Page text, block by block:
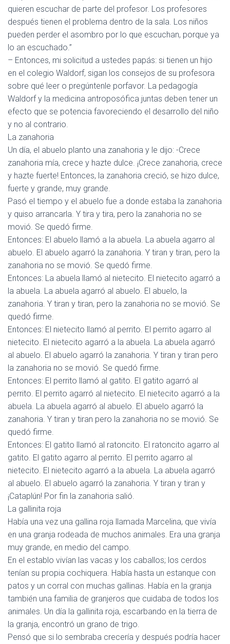
quieren escuchar de parte del profesor. Los profesores
después tienen el problema dentro de la sala. Los niños
pueden perder el asombro por lo que escuchan, porque ya
lo an escuchado.”
– Entonces, mi solicitud a ustedes papás: si tienen un hijo
en el colegio Waldorf, sigan los consejos de su profesora
sobre qué leer o pregúntenle porfavor. La pedagogía
Waldorf y la medicina antroposófica juntas deben tener un
efecto que se potencia favoreciendo el desarrollo del niño
y no al contrario.
La zanahoria
Un día, el abuelo planto una zanahoria y le dijo: -Crece
zanahoria mía, crece y hazte dulce. ¡Crece zanahoria, crece
y hazte fuerte! Entonces, la zanahoria creció, se hizo dulce,
fuerte y grande, muy grande.
Pasó el tiempo y el abuelo fue a donde estaba la zanahoria
y quiso arrancarla. Y tira y tira, pero la zanahoria no se
movió. Se quedó firme.
Entonces: El abuelo llamó a la abuela. La abuela agarro al
abuelo. El abuelo agarró la zanahoria. Y tiran y tiran, pero la
zanahoria no se movió. Se quedó firme.
Entonces: La abuela llamó al nietecito. El nietecito agarró a
la abuela. La abuela agarró al abuelo. El abuelo, la
zanahoria. Y tiran y tiran, pero la zanahoria no se movió. Se
quedó firme.
Entonces: El nietecito llamó al perrito. El perrito agarro al
nietecito. El nietecito agarró a la abuela. La abuela agarró
al abuelo. El abuelo agarró la zanahoria. Y tiran y tiran pero
la zanahoria no se movió. Se quedó firme.
Entonces: El perrito llamó al gatito. El gatito agarró al
perrito. El perrito agarró al nietecito. El nietecito agarró a la
abuela. La abuela agarró al abuelo. El abuelo agarró la
zanahoria. Y tiran y tiran pero la zanahoria no se movió. Se
quedó firme.
Entonces: El gatito llamó al ratoncito. El ratoncito agarro al
gatito. El gatito agarro al perrito. El perrito agarro al
nietecito. El nietecito agarró a la abuela. La abuela agarró
al abuelo. El abuelo agarró la zanahoria. Y tiran y tiran y
¡Cataplún! Por fin la zanahoria salió.
La gallinita roja
Había una vez una gallina roja llamada Marcelina, que vivía
en una granja rodeada de muchos animales. Era una granja
muy grande, en medio del campo.
En el establo vivían las vacas y los caballos; los cerdos
tenían su propia cochiquera. Había hasta un estanque con
patos y un corral con muchas gallinas. Había en la granja
también una familia de granjeros que cuidaba de todos los
animales. Un día la gallinita roja, escarbando en la tierra de
la granja, encontró un grano de trigo.
Pensó que si lo sembraba crecería y después podría hacer